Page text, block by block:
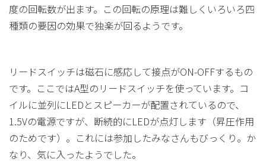
度の回転数が出ます。この回転の原理は難しくいろいろ四
種類の要因の効果で独楽が回るようです。
リードスイッチは磁石に感応して接点がON-OFFするもの
です。ここではA型のリードスイッチを使っています。コ
イルに並列にLEDとスピーカーが配置されているので、
1.5Vの電源ですが、断続的にLEDが点灯します（昇圧作用
のためです）。これには参加したみなさんもびっくり。か
なり、気に入ったようでした。